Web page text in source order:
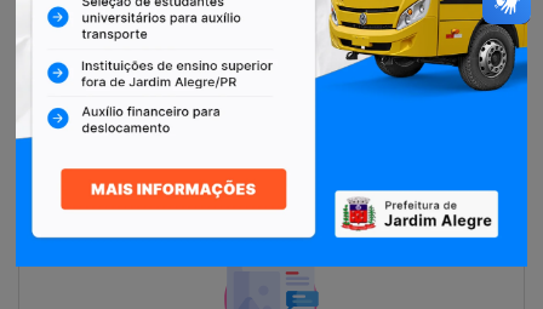
Restituição de Contribuintes